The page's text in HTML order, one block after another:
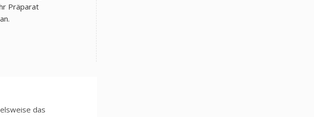
Präparat
das